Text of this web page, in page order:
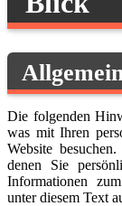
Die folgenden
was mit Ihren
Website
denen Sie
Informationen
unter diesem Text